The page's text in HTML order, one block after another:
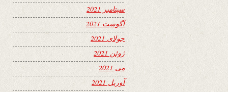
سپتامبر 2021
آگوست 2021
جولای 2021
ژوئن 2021
می 2021
آوریل 2021